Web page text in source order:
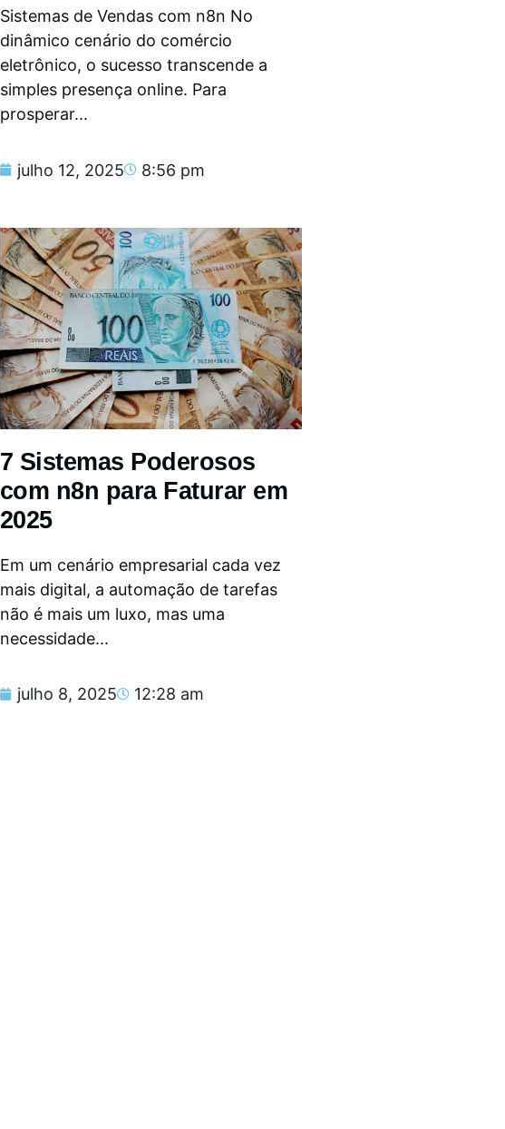
Sistemas de Vendas com n8n No
dinâmico cenário do comércio
eletrônico, o sucesso transcende a
simples presença online. Para
prosperar...
julho 12, 2025 8:56 pm
7 Sistemas Poderosos
com n8n para Faturar em
2025
Em um cenário empresarial cada vez
mais digital, a automação de tarefas
não é mais um luxo, mas uma
necessidade...
julho 8, 2025 12:28 am